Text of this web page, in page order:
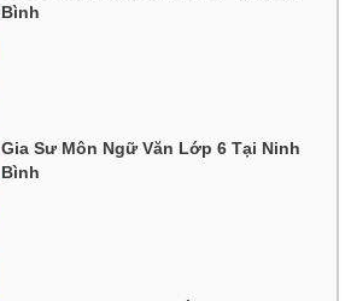
Bình
Gia Sư Môn Ngữ Văn Lớp 6 Tại Ninh
Bình